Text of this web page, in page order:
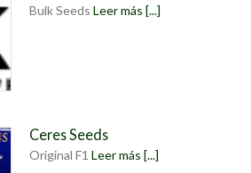
Bulk SeedsLeer más [...]
Ceres Seeds
Original F1Leer más [...]